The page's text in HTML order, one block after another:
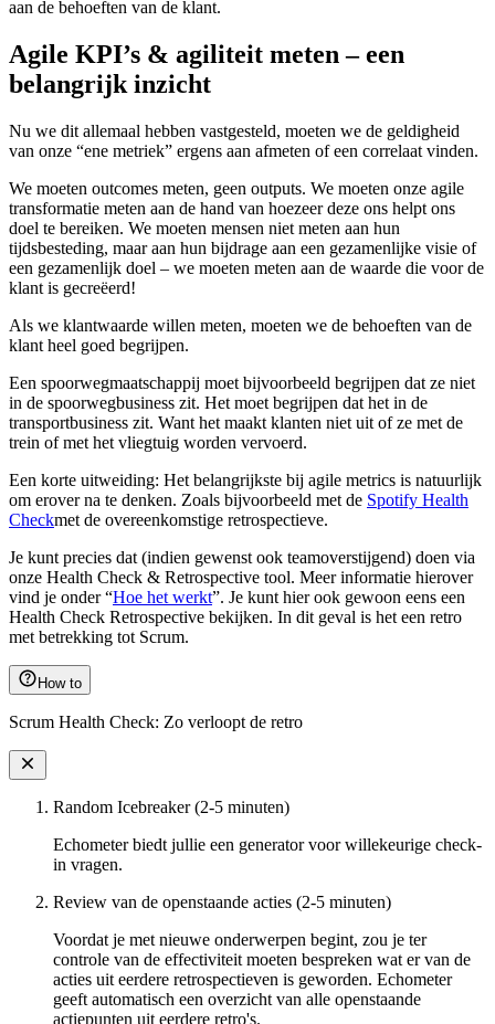
aan de behoeften van de klant.
Agile KPI’s & agiliteit meten – een
belangrijk inzicht
Nu we dit allemaal hebben vastgesteld, moeten we de geldigheid
van onze “ene metriek” ergens aan afmeten of een correlaat vinden.
We moeten outcomes meten, geen outputs. We moeten onze agile
transformatie meten aan de hand van hoezeer deze ons helpt ons
doel te bereiken. We moeten mensen niet meten aan hun
tijdsbesteding, maar aan hun bijdrage aan een gezamenlijke visie of
een gezamenlijk doel – we moeten meten aan de waarde die voor de
klant is gecreëerd!
Als we klantwaarde willen meten, moeten we de behoeften van de
klant heel goed begrijpen.
Een spoorwegmaatschappij moet bijvoorbeeld begrijpen dat ze niet
in de spoorwegbusiness zit. Het moet begrijpen dat het in de
transportbusiness zit. Want het maakt klanten niet uit of ze met de
trein of met het vliegtuig worden vervoerd.
Een korte uitweiding: Het belangrijkste bij agile metrics is natuurlijk
om erover na te denken. Zoals bijvoorbeeld met de Spotify Health
Checkmet de overeenkomstige retrospectieve.
Je kunt precies dat (indien gewenst ook teamoverstijgend) doen via
onze Health Check & Retrospective tool. Meer informatie hierover
vind je onder “Hoe het werkt”. Je kunt hier ook gewoon eens een
Health Check Retrospective bekijken. In dit geval is het een retro
met betrekking tot Scrum.
How to
Scrum Health Check: Zo verloopt de retro
Random Icebreaker (2-5 minuten)
Echometer biedt jullie een generator voor willekeurige check-
in vragen.
Review van de openstaande acties (2-5 minuten)
Voordat je met nieuwe onderwerpen begint, zou je ter
controle van de effectiviteit moeten bespreken wat er van de
acties uit eerdere retrospectieven is geworden. Echometer
geeft automatisch een overzicht van alle openstaande
actiepunten uit eerdere retro's.